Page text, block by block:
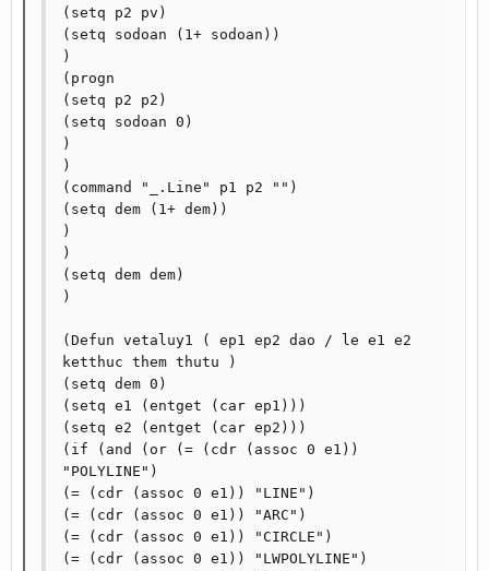
(setq p2 pv)
(setq sodoan (1+ sodoan))
)
(progn
(setq p2 p2)
(setq sodoan 0)
)
)
(command "_.Line" p1 p2 "")
(setq dem (1+ dem))
)
)
(setq dem dem)
)
(Defun vetaluy1 ( ep1 ep2 dao / le e1 e2
ketthuc them thutu )
(setq dem 0)
(setq e1 (entget (car ep1)))
(setq e2 (entget (car ep2)))
(if (and (or (= (cdr (assoc 0 e1))
"POLYLINE")
(= (cdr (assoc 0 e1)) "LINE")
(= (cdr (assoc 0 e1)) "ARC")
(= (cdr (assoc 0 e1)) "CIRCLE")
(= (cdr (assoc 0 e1)) "LWPOLYLINE")